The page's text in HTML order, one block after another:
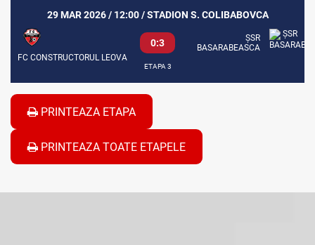
29 MAR 2026 / 12:00 / STADION S. COLIBABOVCA
FC CONSTRUCTORUL LEOVA
0:3
ȘSR
BASARABEASCA
ETAPA 3
PRINTEAZA ETAPA
PRINTEAZA TOATE ETAPELE